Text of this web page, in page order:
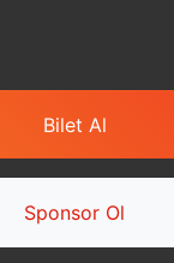
Bilet Al
Sponsor Ol